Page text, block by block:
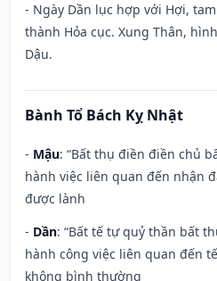
- Ngày Dần lục hợp với Hợi,
thành Hỏa cục. Xung Thân,
Dậu.
Bành Tổ Bách Kỵ Nhật
- Mậu: “Bất thụ điền điền chủ
hành việc liên quan đến nhận
được lành
- Dần: “Bất tế tự quỷ thần bất
hành công việc liên quan đến
không bình thường